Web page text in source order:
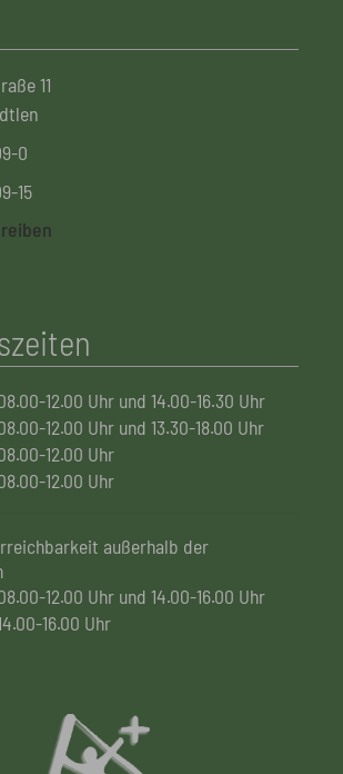
11
0
15
12.00 Uhr und 14.00-16.30 Uhr
12.00 Uhr und 13.30-18.00 Uhr
12.00 Uhr
12.00 Uhr
außerhalb der
12.00 Uhr und 14.00-16.00 Uhr
16.00 Uhr